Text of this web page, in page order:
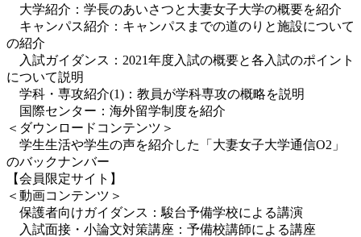
大学紹介：学長のあいさつと大妻女子大学の概要を紹介
キャンパス紹介：キャンパスまでの道のりと施設について
の紹介
入試ガイダンス：2021年度入試の概要と各入試のポイント
について説明
学科・専攻紹介(1)：教員が学科専攻の概略を説明
国際センター：海外留学制度を紹介
＜ダウンロードコンテンツ＞
学生生活や学生の声を紹介した「大妻女子大学通信O2」
のバックナンバー
【会員限定サイト】
＜動画コンテンツ＞
保護者向けガイダンス：駿台予備学校による講演
入試面接・小論文対策講座：予備校講師による講座